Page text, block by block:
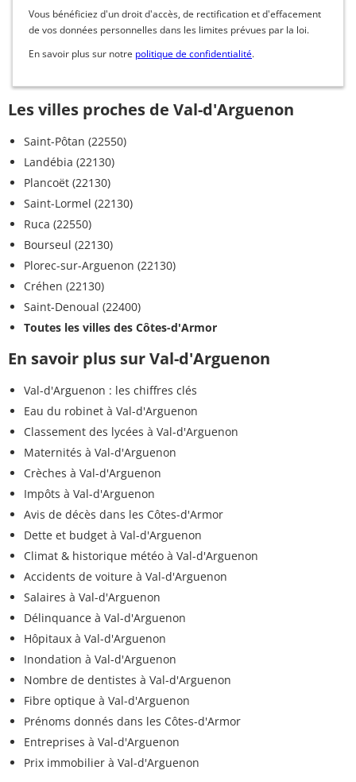
Vous bénéficiez d'un droit d'accès, de rectification et d'effacement
de vos données personnelles dans les limites prévues par la loi.
En savoir plus sur notre politique de confidentialité.
Les villes proches de Val-d'Arguenon
Saint-Pôtan (22550)
Landébia (22130)
Plancoët (22130)
Saint-Lormel (22130)
Ruca (22550)
Bourseul (22130)
Plorec-sur-Arguenon (22130)
Créhen (22130)
Saint-Denoual (22400)
Toutes les villes des Côtes-d'Armor
En savoir plus sur Val-d'Arguenon
Val-d'Arguenon : les chiffres clés
Eau du robinet à Val-d'Arguenon
Classement des lycées à Val-d'Arguenon
Maternités à Val-d'Arguenon
Crèches à Val-d'Arguenon
Impôts à Val-d'Arguenon
Avis de décès dans les Côtes-d'Armor
Dette et budget à Val-d'Arguenon
Climat & historique météo à Val-d'Arguenon
Accidents de voiture à Val-d'Arguenon
Salaires à Val-d'Arguenon
Délinquance à Val-d'Arguenon
Hôpitaux à Val-d'Arguenon
Inondation à Val-d'Arguenon
Nombre de dentistes à Val-d'Arguenon
Fibre optique à Val-d'Arguenon
Prénoms donnés dans les Côtes-d'Armor
Entreprises à Val-d'Arguenon
Prix immobilier à Val-d'Arguenon